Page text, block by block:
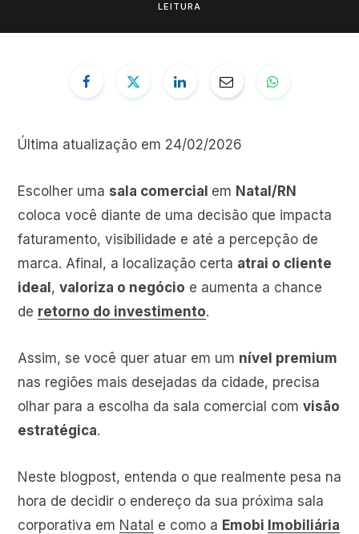
LEITURA
Última atualização em 24/02/2026
Escolher uma sala comercial em Natal/RN
coloca você diante de uma decisão que impacta
faturamento, visibilidade e até a percepção de
marca. Afinal, a localização certa atrai o cliente
ideal, valoriza o negócio e aumenta a chance
de retorno do investimento.
Assim, se você quer atuar em um nível premium
nas regiões mais desejadas da cidade, precisa
olhar para a escolha da sala comercial com visão
estratégica.
Neste blogpost, entenda o que realmente pesa na
hora de decidir o endereço da sua próxima sala
corporativa em Natal e como a Emobi Imobiliária